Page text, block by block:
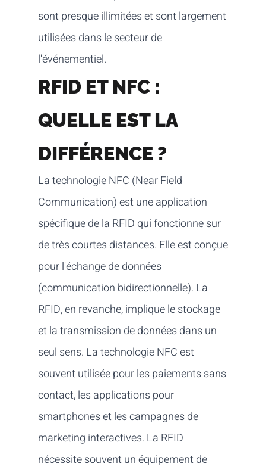
sont presque illimitées et sont largement
utilisées dans le secteur de
l'événementiel.
RFID ET NFC :
QUELLE EST LA
DIFFÉRENCE ?
La technologie NFC (Near Field
Communication) est une application
spécifique de la RFID qui fonctionne sur
de très courtes distances. Elle est conçue
pour l'échange de données
(communication bidirectionnelle). La
RFID, en revanche, implique le stockage
et la transmission de données dans un
seul sens. La technologie NFC est
souvent utilisée pour les paiements sans
contact, les applications pour
smartphones et les campagnes de
marketing interactives. La RFID
nécessite souvent un équipement de